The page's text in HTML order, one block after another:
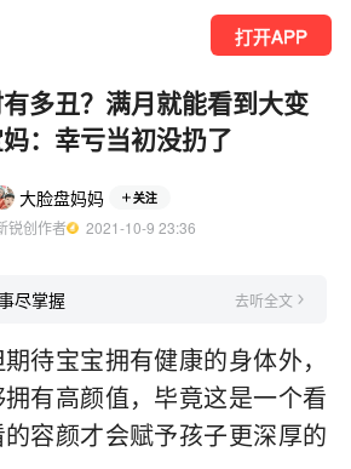
打开APP
多丑？满月就能看到大变
：幸亏当初没扔了
大脸盘妈妈 关注
锐创作者
  2021-10-9 23:36
尽掌握 去听全文
待宝宝拥有健康的身体外，
有高颜值，毕竟这是一个看
容颜才会赋予孩子更深厚的